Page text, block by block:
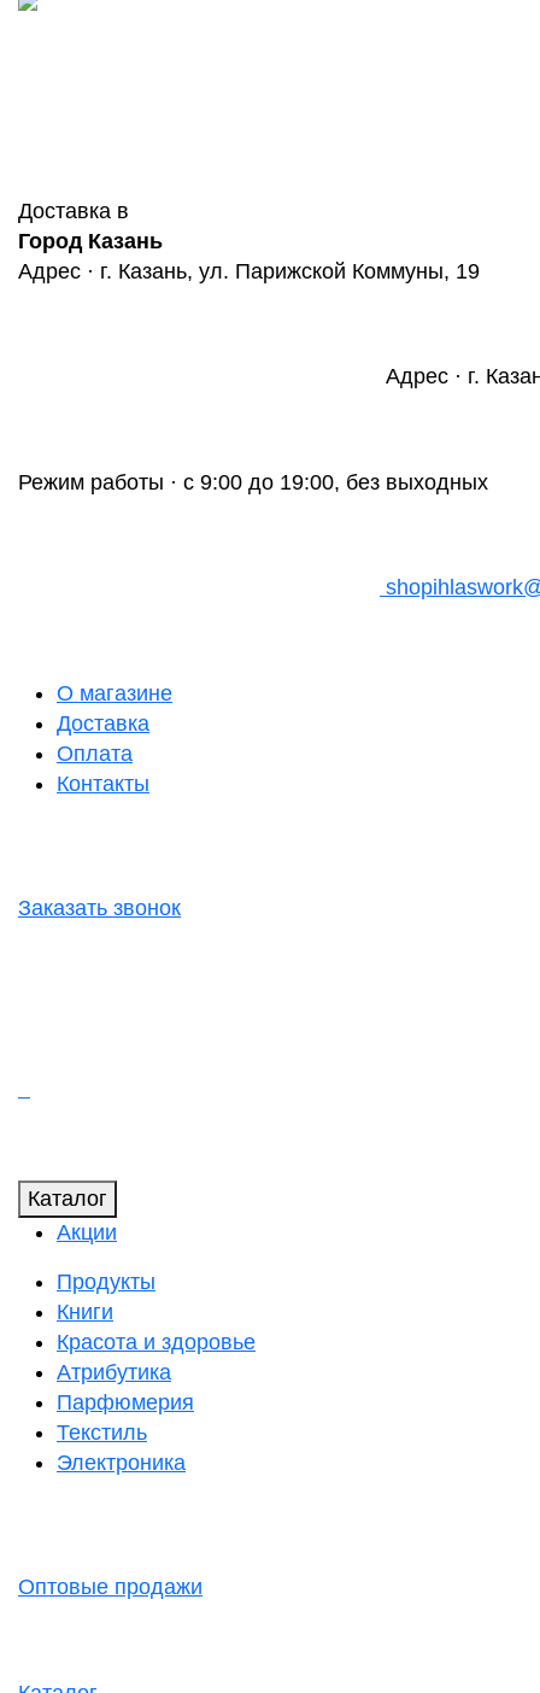
Доставка в
Город Казань
Адрес · г. Казань, ул. Парижской Коммуны, 19
Адрес · г.
Режим работы · с 9:00 до 19:00, без выходных
О магазине
Доставка
Оплата
Контакты
Заказать звонок
Каталог
Акции
Продукты
Книги
Красота и здоровье
Атрибутика
Парфюмерия
Текстиль
Электроника
Оптовые продажи